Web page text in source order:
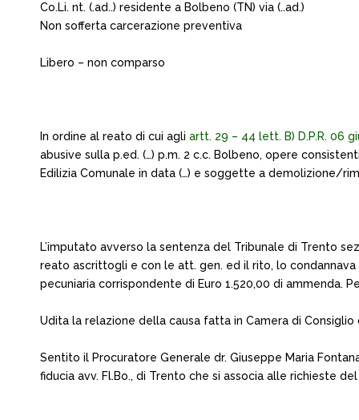
Co.Li. nt. (.ad..) residente a Bolbeno (TN) via (..ad.)
Non sofferta carcerazione preventiva
Libero – non comparso
In ordine al reato di cui agli artt. 29 – 44 lett. B) D.P.R. 06
abusive sulla p.ed. (…) p.m. 2 c.c. Bolbeno, opere
Edilizia Comunale in data (…) e soggette a demolizione/
L’imputato avverso la sentenza del Tribunale di Trento
reato ascrittogli e con le att. gen. ed il rito, lo
pecuniaria corrispondente di Euro 1.520,00 di ammenda.
Udita la relazione della causa fatta in Camera di Consiglio
Sentito il Procuratore Generale dr. Giuseppe Maria
fiducia avv. Fl.Bo., di Trento che si associa alle richieste